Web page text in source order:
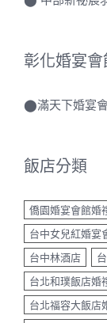
⬤ 中部新祕宸
彰化婚宴
⬤滿天下婚宴
飯店分類
僑園婚宴會館婚
台中女兒紅婚宴
台中林酒店
台北和璞飯店婚
台北福容大飯店